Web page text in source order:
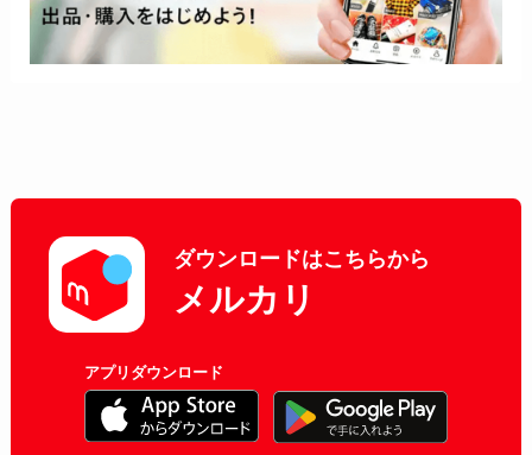
ダウンロードはこちらから
メルカリ
アプリダウンロード